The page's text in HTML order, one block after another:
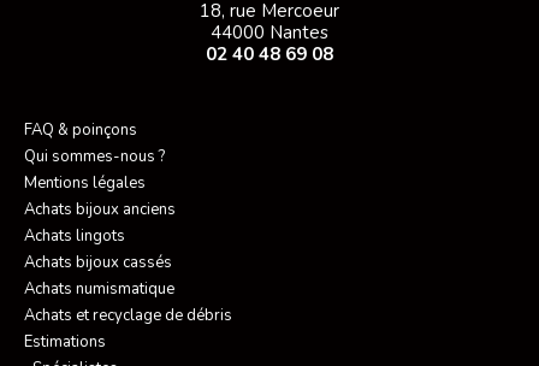
18, rue Mercoeur
44000 Nantes
02 40 48 69 08
FAQ & poinçons
Qui sommes-nous ?
Mentions légales
Achats bijoux anciens
Achats lingots
Achats bijoux cassés
Achats numismatique
Achats et recyclage de débris
Estimations